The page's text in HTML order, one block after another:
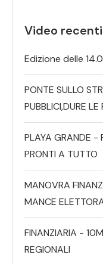
Video recenti
Edizione delle
PONTE SULLO
PUBBLICI,DURE LE
PLAYA GRANDE -
PRONTI A TUTTO
MANOVRA
MANCE
FINANZIARIA -
REGIONALI